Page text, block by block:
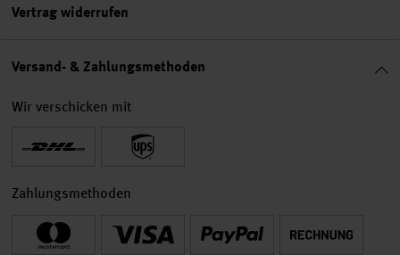
Vertrag widerrufen
Versand- & Zahlungsmethoden
Wir verschicken mit
Zahlungsmethoden